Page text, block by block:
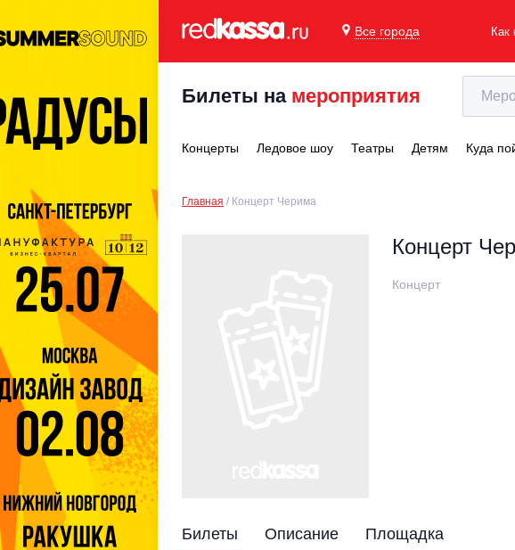
Все города Как
Билеты на мероприятия
Концерты Ледовое шоу Театры Детям Куда
Главная Концерт Черима
Концерт
Концерт
Билеты Описание Площадка